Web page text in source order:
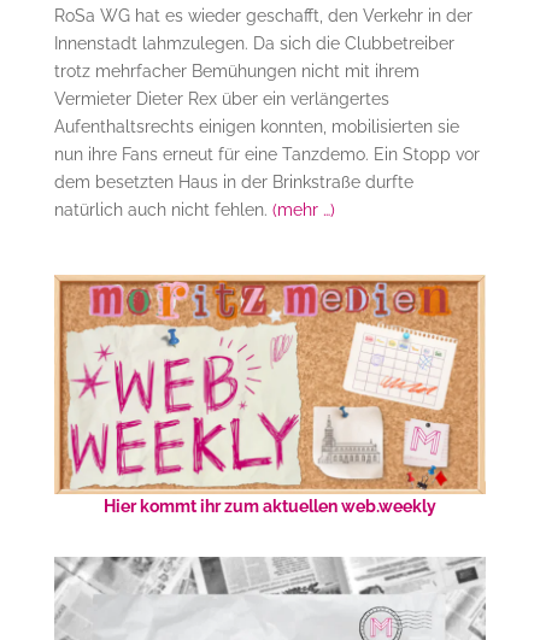
RoSa WG hat es wieder geschafft, den Verkehr in der
Innenstadt lahmzulegen. Da sich die Clubbetreiber
trotz mehrfacher Bemühungen nicht mit ihrem
Vermieter Dieter Rex über ein verlängertes
Aufenthaltsrechts einigen konnten, mobilisierten sie
nun ihre Fans erneut für eine Tanzdemo. Ein Stopp vor
dem besetzten Haus in der Brinkstraße durfte
natürlich auch nicht fehlen. (mehr …)
Hier kommt ihr zum aktuellen web.weekly